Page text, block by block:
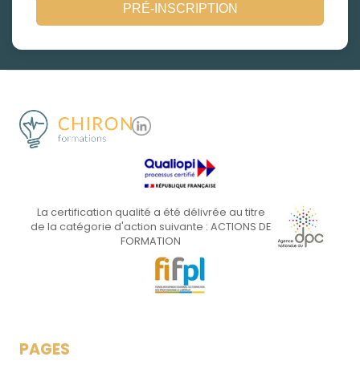
PRÉ-INSCRIPTION
La certification qualité a été délivrée au titre
de la catégorie d'action suivante : ACTIONS DE
FORMATION
PAGES